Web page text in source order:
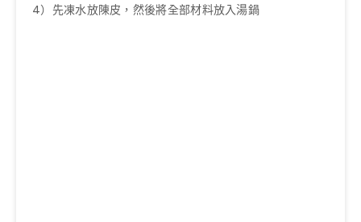
4）先凍水放陳皮，然後將全部材料放入湯鍋